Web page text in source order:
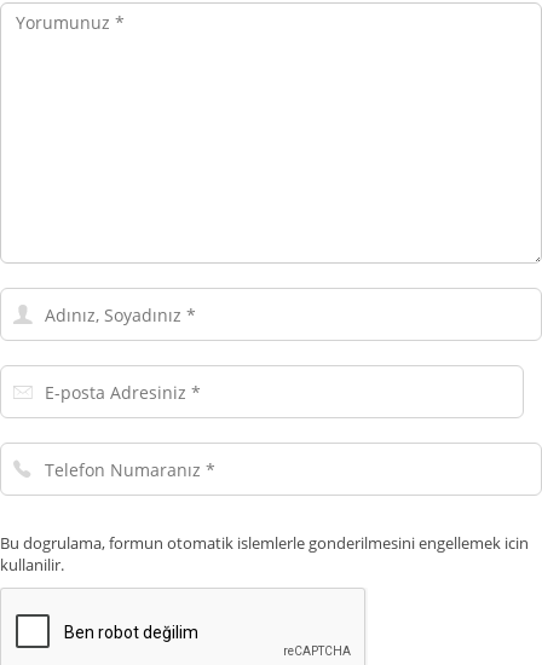
Yorumunuz
Adınız,
Soyadınız
E-
posta
Telefon
Numaranız
Bu dogrulama, formun otomatik islemlerle gonderilmesini engellemek icin
kullanilir.